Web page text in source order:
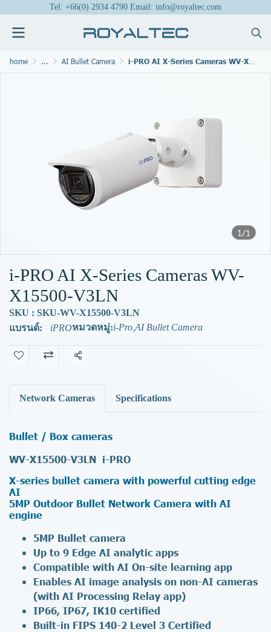
Tel: +66(0) 2934 4790 Email: info@royaltec.com
home ... AI Bullet Camera i-PRO AI X-Series Cameras WV-X15500-V3LN
1/1
i-PRO AI X-Series Cameras WV-
X15500-V3LN
SKU : SKU-WV-X15500-V3LN
แบรนด์:
iPROหมวดหมู่:i-Pro AI Bullet Camera
แชร์
Network Cameras Specifications
Bullet / Box cameras
WV-X15500-V3LN i-PRO
X-series bullet camera with powerful cutting edge
AI
5MP Outdoor Bullet Network Camera with AI
engine
5MP Bullet camera
Up to 9 Edge AI analytic apps
Compatible with AI On-site learning app
Enables AI image analysis on non-AI cameras
(with AI Processing Relay app)
IP66, IP67, IK10 certified
Built-in FIPS 140-2 Level 3 Certified